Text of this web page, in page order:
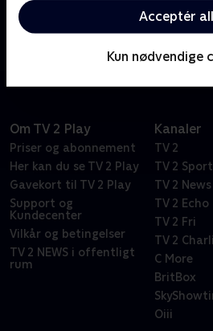
Acceptér
Kun nødvendige
drømmehjemmene for helt
Følg deres eventyr og hårde
deres drømme om alt fra
Om TV 2 Play
Priser og abonnement
Her kan du se TV 2 Play
Gavekort til TV 2 Play
Support og
Kundecenter
Vilkår og betingelser
TV 2 NEWS i offentligt
rum
Kanaler
TV 2
TV 2 Sport
TV 2 News
TV 2 Echo
TV 2 Fri
TV 2
C More
BritBox
Oiii